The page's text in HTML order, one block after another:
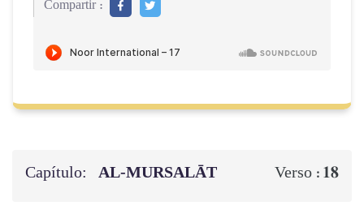
Compartir :
Capítulo: AL‑MURSALĀT Verso : 18